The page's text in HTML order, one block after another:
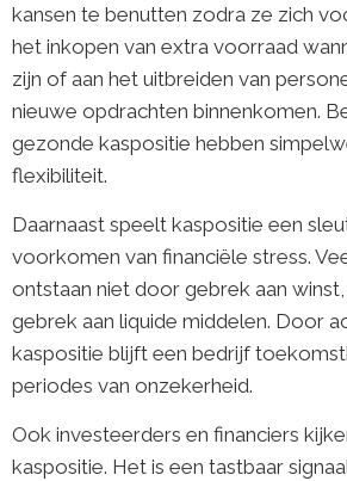
kansen te benutten zodra ze zich
het inkopen van extra voorraad
zijn of aan het uitbreiden van
nieuwe opdrachten binnenkomen.
gezonde kaspositie hebben
flexibiliteit.
Daarnaast speelt kaspositie een
voorkomen van financiële stress.
ontstaan niet door gebrek aan
gebrek aan liquide middelen. Door
kaspositie blijft een bedrijf
periodes van onzekerheid.
Ook investeerders en financiers
kaspositie. Het is een tastbaar